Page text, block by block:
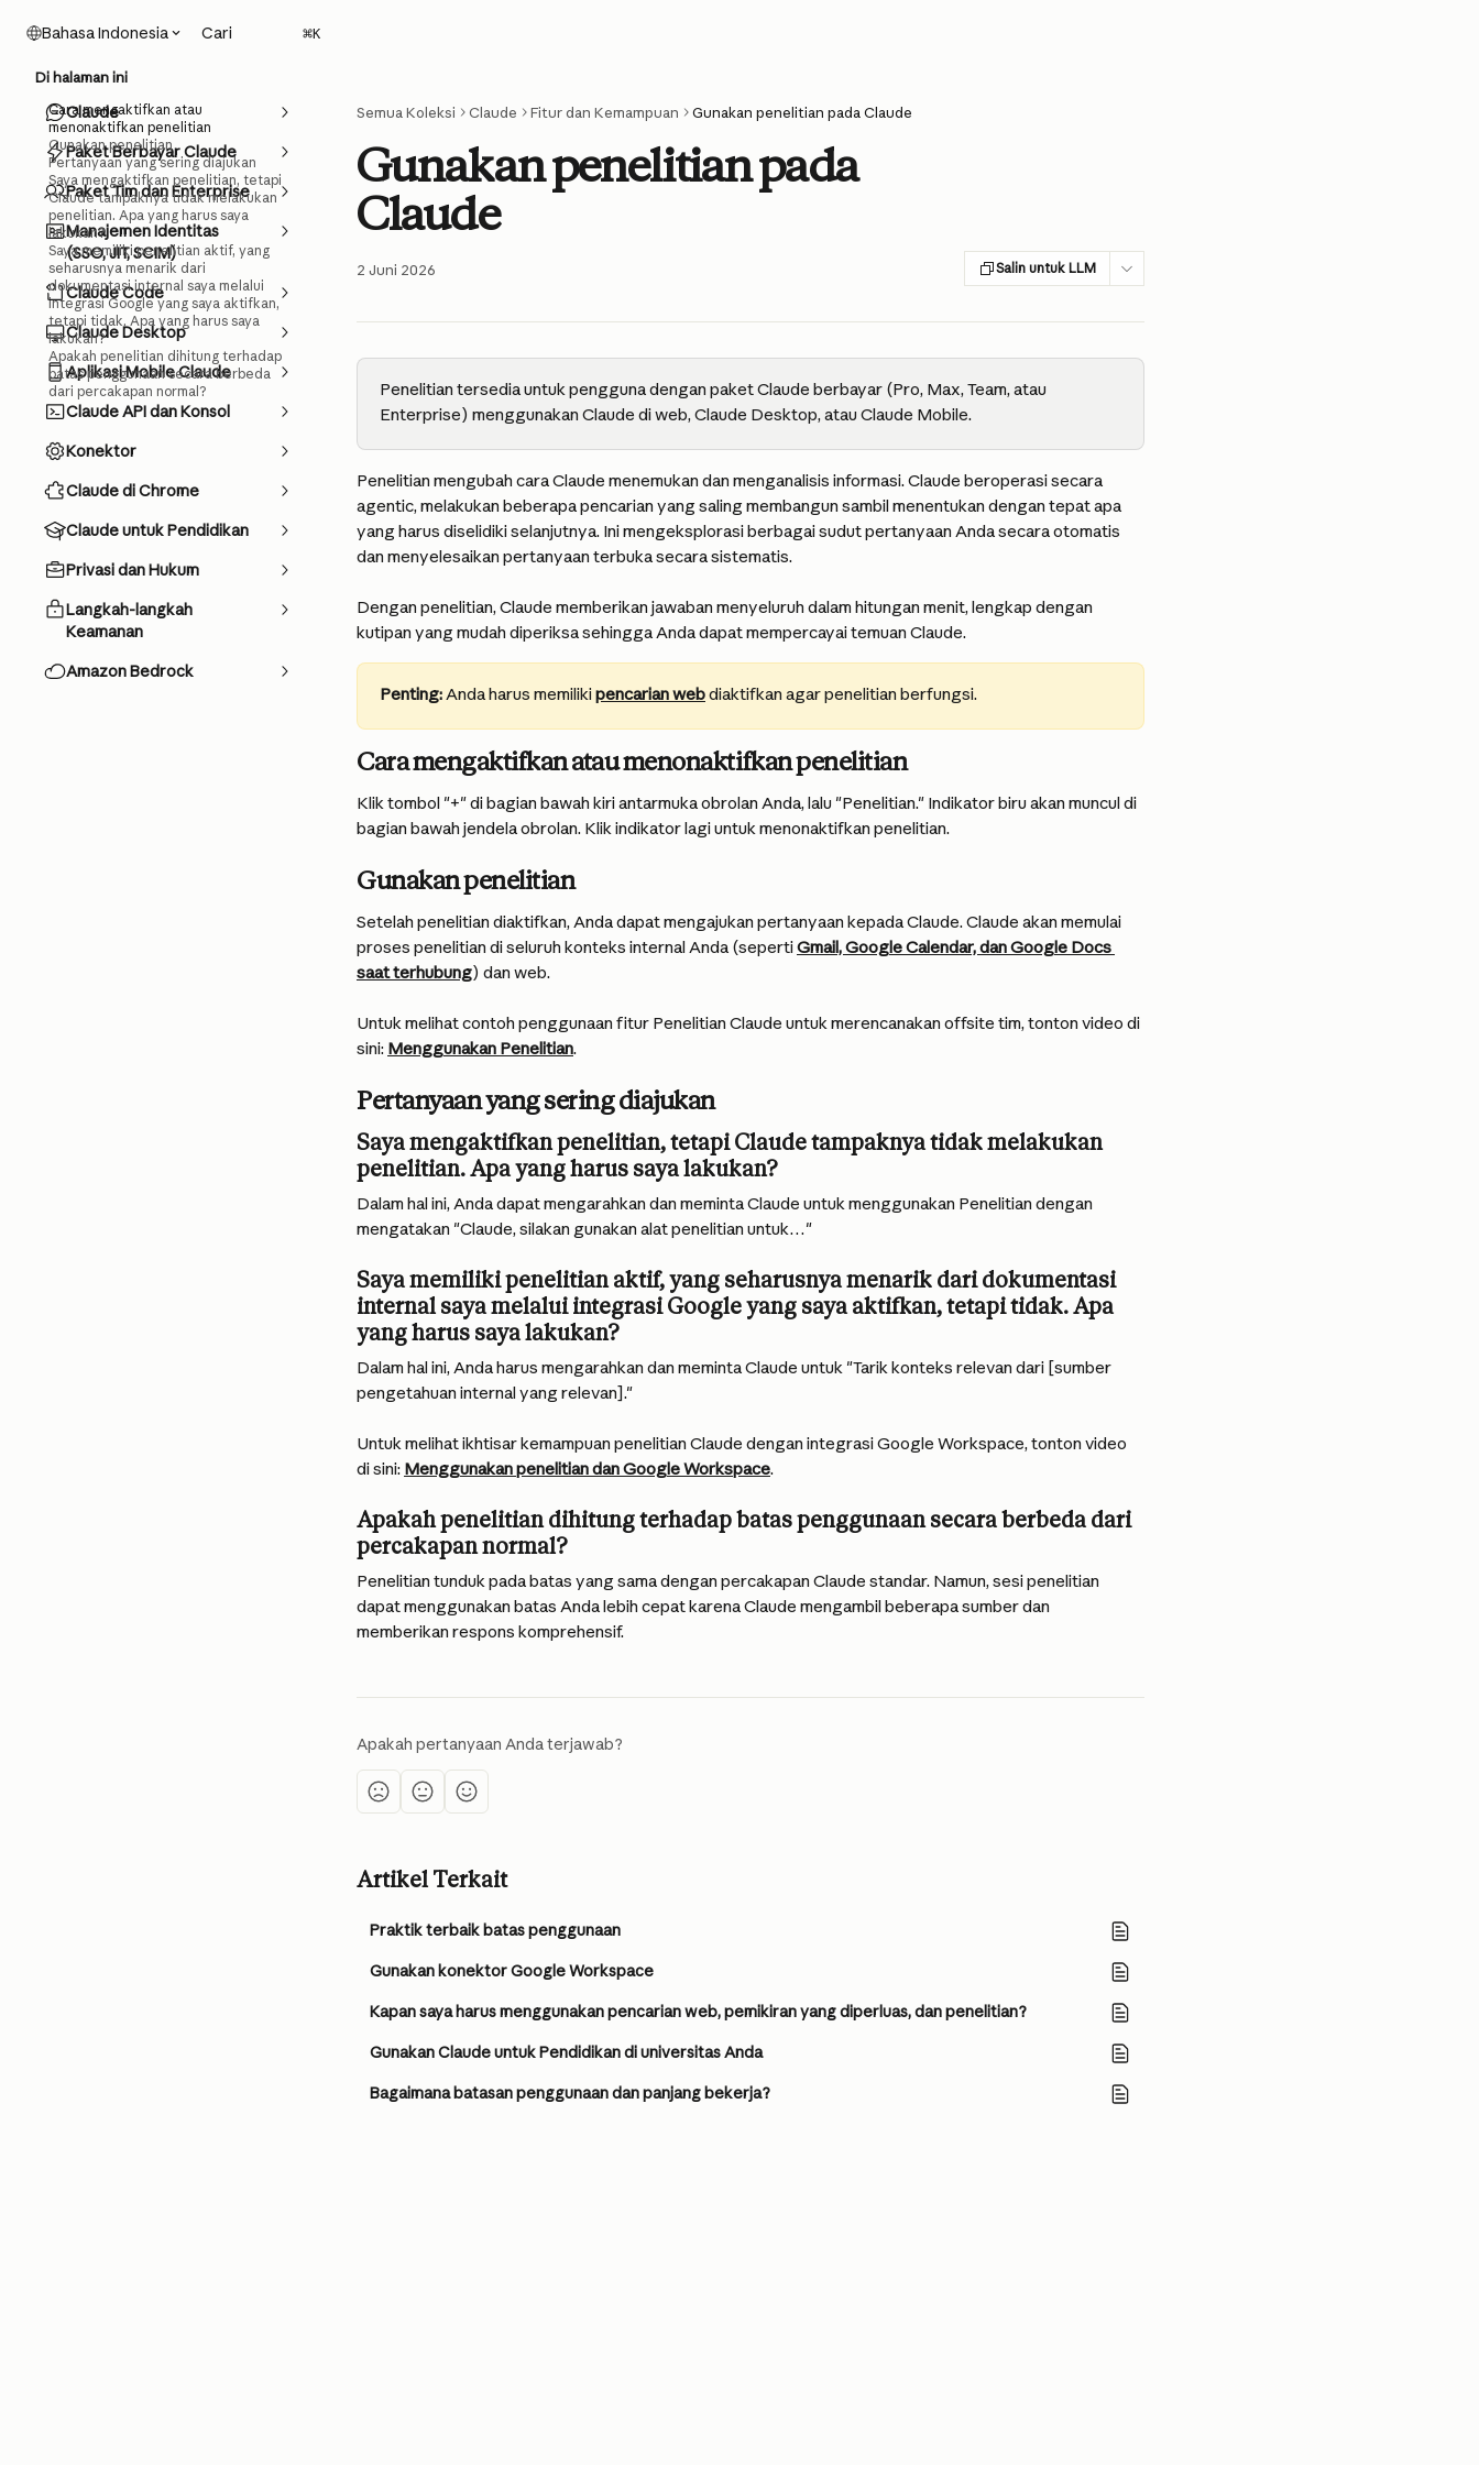
Bahasa Indonesia Cari ⌘K
Claude
Paket Berbayar Claude
Paket Tim dan Enterprise
Manajemen Identitas
(SSO, JIT, SCIM)
Claude Code
Claude Desktop
Aplikasi Mobile Claude
Claude API dan Konsol
Konektor
Claude di Chrome
Claude untuk Pendidikan
Privasi dan Hukum
Langkah-langkah
Keamanan
Amazon Bedrock
Semua Koleksi Claude Fitur dan Kemampuan Gunakan penelitian pada Claude
Gunakan penelitian pada
Claude
2 Juni 2026 Salin untuk LLM
Penelitian tersedia untuk pengguna dengan paket Claude berbayar (Pro, Max, Team, atau
Enterprise) menggunakan Claude di web, Claude Desktop, atau Claude Mobile.
Penelitian mengubah cara Claude menemukan dan menganalisis informasi. Claude beroperasi secara
agentic, melakukan beberapa pencarian yang saling membangun sambil menentukan dengan tepat apa
yang harus diselidiki selanjutnya. Ini mengeksplorasi berbagai sudut pertanyaan Anda secara otomatis
dan menyelesaikan pertanyaan terbuka secara sistematis.
Dengan penelitian, Claude memberikan jawaban menyeluruh dalam hitungan menit, lengkap dengan
kutipan yang mudah diperiksa sehingga Anda dapat mempercayai temuan Claude.
Penting:Anda harus memiliki pencarian web diaktifkan agar penelitian berfungsi.
Cara mengaktifkan atau menonaktifkan penelitian
Klik tombol "+" di bagian bawah kiri antarmuka obrolan Anda, lalu "Penelitian." Indikator biru akan muncul di
bagian bawah jendela obrolan. Klik indikator lagi untuk menonaktifkan penelitian.
Gunakan penelitian
Setelah penelitian diaktifkan, Anda dapat mengajukan pertanyaan kepada Claude. Claude akan memulai
proses penelitian di seluruh konteks internal Anda (seperti Gmail, Google Calendar, dan Google Docs
saat terhubung) dan web.
Untuk melihat contoh penggunaan fitur Penelitian Claude untuk merencanakan offsite tim, tonton video di
sini: Menggunakan Penelitian.
Pertanyaan yang sering diajukan
Saya mengaktifkan penelitian, tetapi Claude tampaknya tidak melakukan
penelitian. Apa yang harus saya lakukan?
Dalam hal ini, Anda dapat mengarahkan dan meminta Claude untuk menggunakan Penelitian dengan
mengatakan "Claude, silakan gunakan alat penelitian untuk…"
Saya memiliki penelitian aktif, yang seharusnya menarik dari dokumentasi
internal saya melalui integrasi Google yang saya aktifkan, tetapi tidak. Apa
yang harus saya lakukan?
Dalam hal ini, Anda harus mengarahkan dan meminta Claude untuk "Tarik konteks relevan dari [sumber
pengetahuan internal yang relevan]."
Untuk melihat ikhtisar kemampuan penelitian Claude dengan integrasi Google Workspace, tonton video
di sini: Menggunakan penelitian dan Google Workspace.
Apakah penelitian dihitung terhadap batas penggunaan secara berbeda dari
percakapan normal?
Penelitian tunduk pada batas yang sama dengan percakapan Claude standar. Namun, sesi penelitian
dapat menggunakan batas Anda lebih cepat karena Claude mengambil beberapa sumber dan
memberikan respons komprehensif.
Apakah pertanyaan Anda terjawab?
Artikel Terkait
Praktik terbaik batas penggunaan
Gunakan konektor Google Workspace
Kapan saya harus menggunakan pencarian web, pemikiran yang diperluas, dan penelitian?
Gunakan Claude untuk Pendidikan di universitas Anda
Bagaimana batasan penggunaan dan panjang bekerja?
Di halaman ini
Cara mengaktifkan atau
menonaktifkan penelitian
Gunakan penelitian
Pertanyaan yang sering diajukan
Saya mengaktifkan penelitian, tetapi
Claude tampaknya tidak melakukan
penelitian. Apa yang harus saya
lakukan?
Saya memiliki penelitian aktif, yang
seharusnya menarik dari
dokumentasi internal saya melalui
integrasi Google yang saya aktifkan,
tetapi tidak. Apa yang harus saya
lakukan?
Apakah penelitian dihitung terhadap
batas penggunaan secara berbeda
dari percakapan normal?